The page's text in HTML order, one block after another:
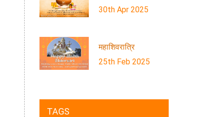
30th Apr 2025
महाशिवरात्रि
25th Feb 2025
TAGS